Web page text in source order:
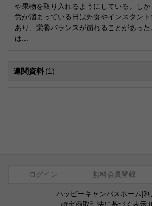
や果物を取り入れるようにしている。し
労が溜まっている日は外食やインスタン
あり、栄養バランスが崩れることがあっ
は...
連関資料 (1)
ログイン 無料会員登録
ハッピーキャンパスホーム|